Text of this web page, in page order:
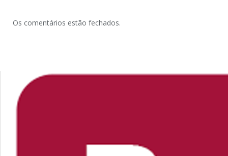
Os comentários estão fechados.